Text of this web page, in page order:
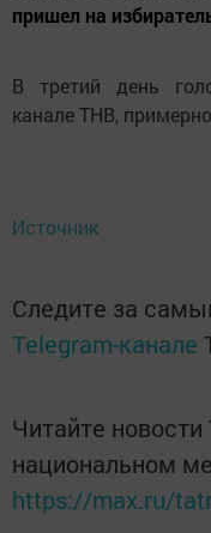
пришел на
В третий день
канале ТНВ,
Источник
Следите за
Telegram-канале
Читайте новости
национальном
https://max.ru/